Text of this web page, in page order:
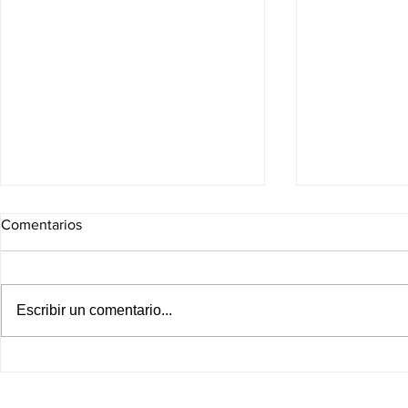
Comentarios
Escribir un comentario...